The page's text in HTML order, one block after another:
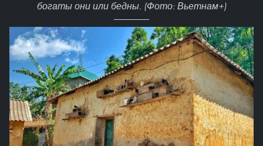
богаты они или бедны. (Фото: Вьетнам+)